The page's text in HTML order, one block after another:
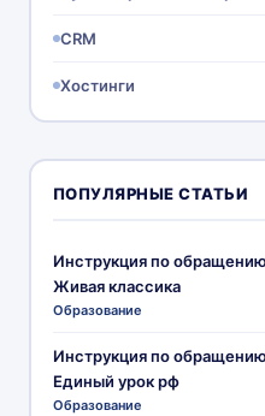
CRM
Хостинги
ПОПУЛЯРНЫЕ СТАТЬИ
Инструкция по
Живая классика
Образование
Инструкция по
Единый урок рф
Образование